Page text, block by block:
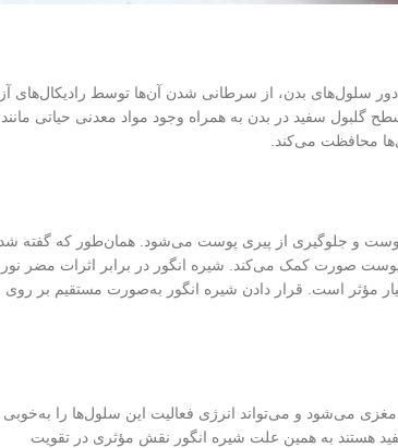
دور سلول‌های بدن، از سرطانی شدن آن‌ها توسط رادیکال‌های
گلبول سفید در بدن به همراه وجود مواد معدنی حیاتی مانند
محافظت می‌کند.
و جلوگیری از پیری پوست می‌شود. همان‌طور که گفته
صورت کمک می‌کند. شیره انگور در برابر اثرات مضر نور
مؤثر است. قرار دادن شیره انگور به‌صورت مستقیم بر روی
می‌شود و می‌تواند انرژی فعالیت این سلول‌ها را به‌خوبی
هستند به همین علت شیره انگور نقش مؤثری در تقویت